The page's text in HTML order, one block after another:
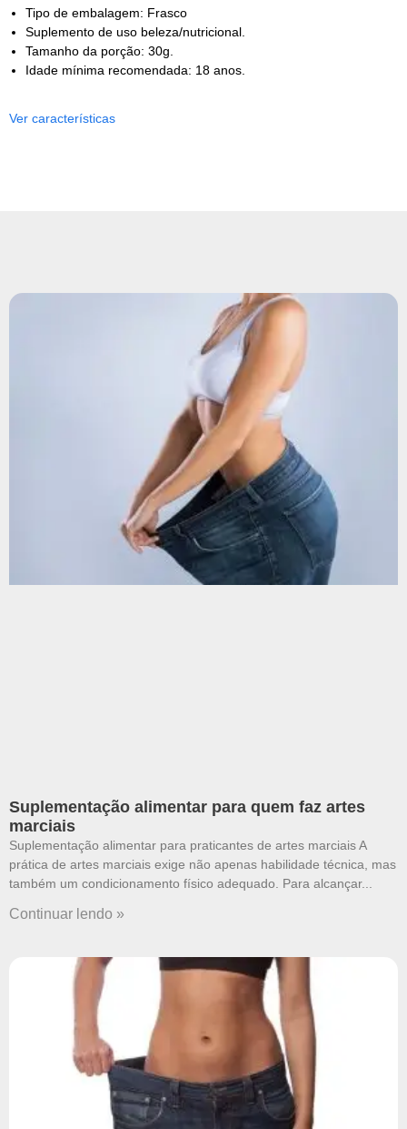
Tipo de embalagem: Frasco
Suplemento de uso beleza/nutricional.
Tamanho da porção: 30g.
Idade mínima recomendada: 18 anos.
Ver características
Suplementação alimentar para quem faz artes
marciais
Suplementação alimentar para praticantes de artes marciais A
prática de artes marciais exige não apenas habilidade técnica, mas
também um condicionamento físico adequado. Para alcançar
Continuar lendo »